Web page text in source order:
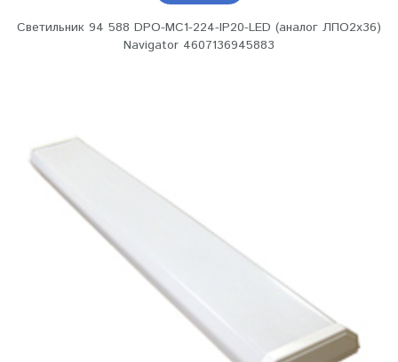
Светильник 94 588 DPO-MC1-224-IP20-LED (аналог ЛПО2х36)
Navigator 4607136945883